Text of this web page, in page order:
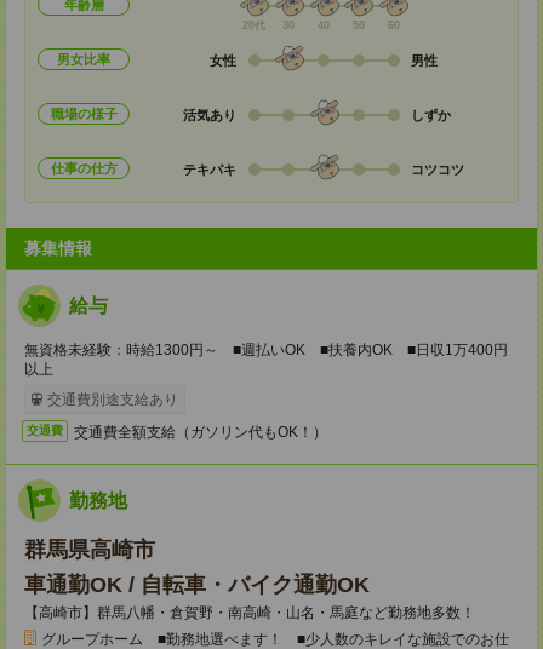
年齢層
20代 30 40 50 60
男女比率 女性 男性
職場の様子 活気あり しずか
仕事の仕方 テキパキ コツコツ
募集情報
給与
無資格未経験：時給1300円～ ■週払いOK ■扶養内OK ■日収1万400円
以上
交通費別途支給あり
交通費 交通費全額支給（ガソリン代もOK！）
勤務地
群馬県高崎市
車通勤OK / 自転車・バイク通勤OK
【高崎市】群馬八幡・倉賀野・南高崎・山名・馬庭など勤務地多数！
グループホーム ■勤務地選べます！ ■少人数のキレイな施設でのお仕